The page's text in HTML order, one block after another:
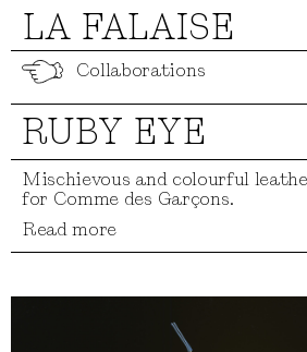
LA FALAISE
Collaborations
RUBY EYE
Mischievous and colourful
for Comme des Garçons.
Read more